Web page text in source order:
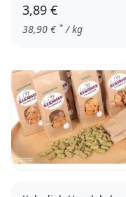
3,89 €
38,90 € * / kg